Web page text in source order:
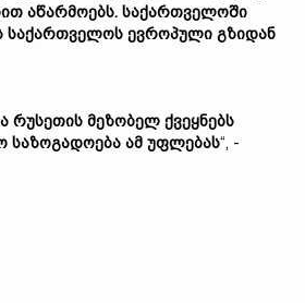
აწარმოებს. საქართველოში
საქართველოს ევროპული გზიდან
რუსეთის მეზობელ ქვეყნებს
საზოგადოება ამ უფლებას“, -